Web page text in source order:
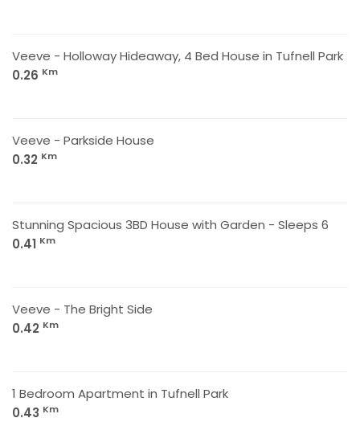
Veeve - Holloway Hideaway, 4 Bed House in Tufnell Park
0.26 Km
Veeve - Parkside House
0.32 Km
Stunning Spacious 3BD House with Garden - Sleeps 6
0.41 Km
Veeve - The Bright Side
0.42 Km
1 Bedroom Apartment in Tufnell Park
0.43 Km